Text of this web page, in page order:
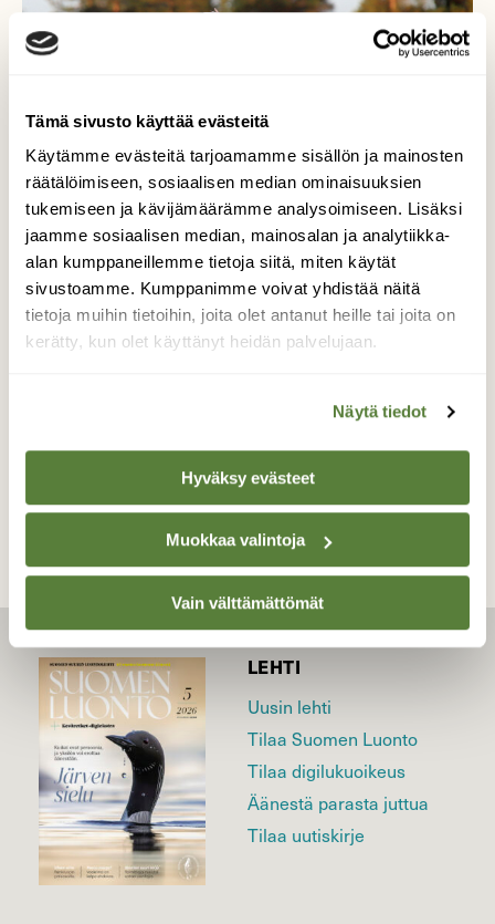
Tämä sivusto käyttää evästeitä
Käytämme evästeitä tarjoamamme sisällön ja mainosten
räätälöimiseen, sosiaalisen median ominaisuuksien
tukemiseen ja kävijämäärämme analysoimiseen. Lisäksi
jaamme sosiaalisen median, mainosalan ja analytiikka-
alan kumppaneillemme tietoja siitä, miten käytät
sivustoamme. Kumppanimme voivat yhdistää näitä
tietoja muihin tietoihin, joita olet antanut heille tai joita on
kerätty, kun olet käyttänyt heidän palvelujaan.
Näytä tiedot
Hyväksy evästeet
Muokkaa valintoja
Vain välttämättömät
Nuorison syysmenot
Kesän joutsenen poikaset näyttää
lentämisen mallia syys- väreissä:)
LEHTI
Uusin lehti
Tilaa Suomen Luonto
Tilaa digilukuoikeus
Äänestä parasta juttua
Tilaa uutiskirje